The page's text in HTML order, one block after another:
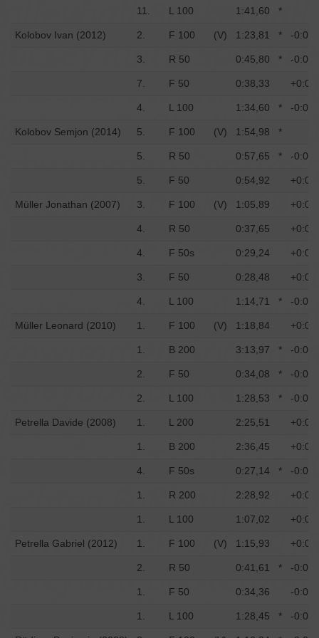
11. L 100 1:41,60 *
Kolobov Ivan (2012) 2. F 100 (V) 1:23,81 * -
3. R 50 0:45,80 * -
7. F 50 0:38,33
4. L 100 1:34,60 * -
Kolobov Semjon (2014) 5. F 100 (V) 1:54,98 *
5. R 50 0:57,65 * -
5. F 50 0:54,92
Müller Jonathan (2007) 3. F 100 (V) 1:05,89
4. R 50 0:37,65
4. F 50s 0:29,24
3. F 50 0:28,48
4. L 100 1:14,71 * -
Müller Leonard (2010) 1. F 100 (V) 1:18,84
1. B 200 3:13,97 * -
2. F 50 0:34,08 * -
2. L 100 1:28,53 * -
Petrella Davide (2008) 1. L 200 2:25,51
1. B 200 2:36,45
4. F 50s 0:27,14 * -
1. R 200 2:28,92
1. L 100 1:07,02
Petrella Gabriel (2012) 1. F 100 (V) 1:15,93
2. R 50 0:41,61 * -
1. F 50 0:34,36 -
1. L 100 1:28,45 * -